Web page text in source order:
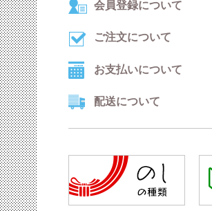
会員登録について
ご注文について
お支払いについて
配送について